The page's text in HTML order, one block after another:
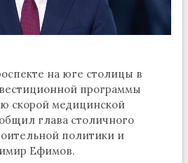
на юге столицы в
программы
скорой медицинской
глава столичного
политики и
Ефимов.